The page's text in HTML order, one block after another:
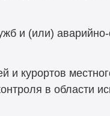
и (или)
и курортов
в области